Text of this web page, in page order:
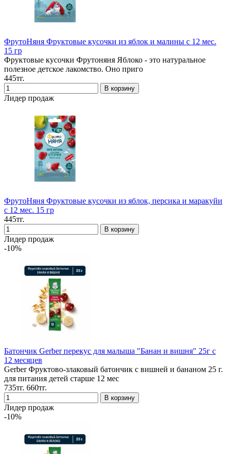
ФрутоНяня Фруктовые кусочки из яблок и малины с 12 мес.
15 гр
Фруктовые кусочки Фрутоняня Яблоко - это натуральное
полезное детское лакомство. Оно приго
445тг.
Лидер продаж
ФрутоНяня Фруктовые кусочки из яблок, персика и маракуйи
с 12 мес. 15 гр
445тг.
Лидер продаж
-10%
Батончик Gerber перекус для малыша "Банан и вишня" 25г с
12 месяцев
Gerber Фруктово-злаковый батончик с вишней и бананом 25 г.
для питания детей старше 12 мес
735тг. 660тг.
Лидер продаж
-10%